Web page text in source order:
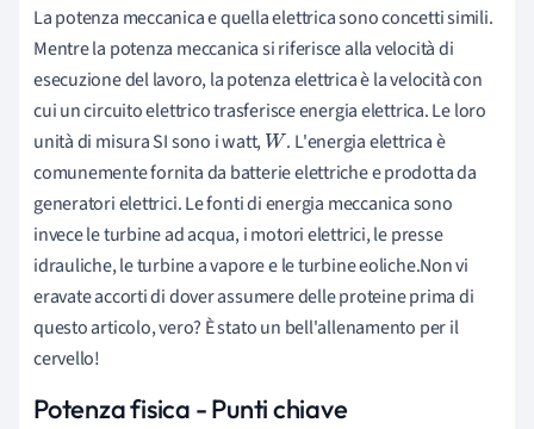
La potenza meccanica e quella elettrica sono concetti simili.
Mentre la potenza meccanica si riferisce alla velocità di
esecuzione del lavoro, la potenza elettrica è la velocità con
cui un circuito elettrico trasferisce energia elettrica. Le loro
unità di misura SI sono i watt, W . L'energia elettrica è
comunemente fornita da batterie elettriche e prodotta da
generatori elettrici. Le fonti di energia meccanica sono
invece le turbine ad acqua, i motori elettrici, le presse
idrauliche, le turbine a vapore e le turbine eoliche.Non vi
eravate accorti di dover assumere delle proteine prima di
questo articolo, vero? È stato un bell'allenamento per il
cervello!
Potenza fisica - Punti chiave